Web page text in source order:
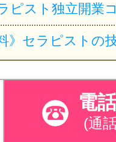
電
(通